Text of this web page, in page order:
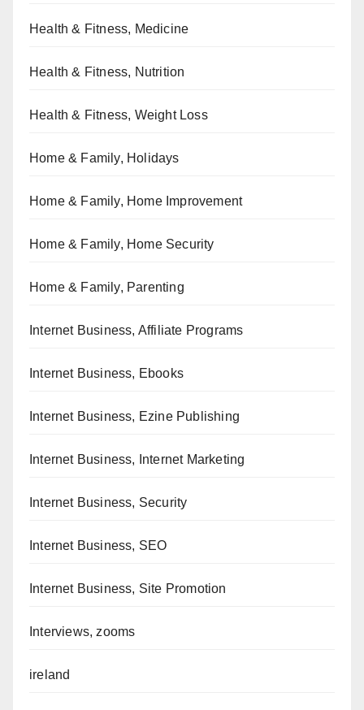
Health & Fitness, Medicine
Health & Fitness, Nutrition
Health & Fitness, Weight Loss
Home & Family, Holidays
Home & Family, Home Improvement
Home & Family, Home Security
Home & Family, Parenting
Internet Business, Affiliate Programs
Internet Business, Ebooks
Internet Business, Ezine Publishing
Internet Business, Internet Marketing
Internet Business, Security
Internet Business, SEO
Internet Business, Site Promotion
Interviews, zooms
ireland